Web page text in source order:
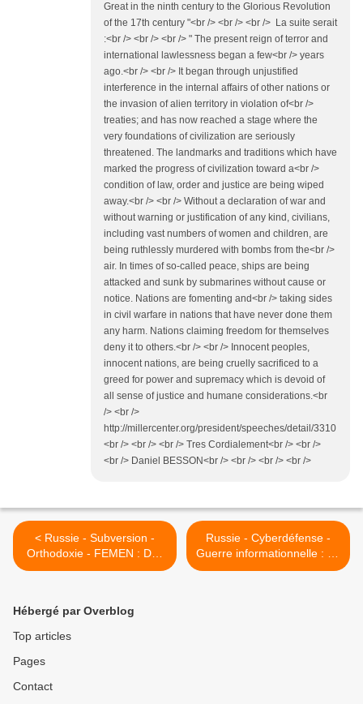
Great in the ninth century to the Glorious Revolution
of the 17th century "<br /> <br /> <br /> La suite serait
:<br /> <br /> <br /> " The present reign of terror and
international lawlessness began a few<br /> years
ago.<br /> <br /> It began through unjustified
interference in the internal affairs of other nations or
the invasion of alien territory in violation of<br />
treaties; and has now reached a stage where the
very foundations of civilization are seriously
threatened. The landmarks and traditions which have
marked the progress of civilization toward a<br />
condition of law, order and justice are being wiped
away.<br /> <br /> Without a declaration of war and
without warning or justification of any kind, civilians,
including vast numbers of women and children, are
being ruthlessly murdered with bombs from the<br />
air. In times of so-called peace, ships are being
attacked and sunk by submarines without cause or
notice. Nations are fomenting and<br /> taking sides
in civil warfare in nations that have never done them
any harm. Nations claiming freedom for themselves
deny it to others.<br /> <br /> Innocent peoples,
innocent nations, are being cruelly sacrificed to a
greed for power and supremacy which is devoid of
all sense of justice and humane considerations.<br
/> <br />
http://millercenter.org/president/speeches/detail/3310
<br /> <br /> <br /> Tres Cordialement<br /> <br />
<br /> Daniel BESSON<br /> <br /> <br /> <br />
< Russie - Subversion -
Orthodoxie - FEMEN : Des
croix Orthodoxes
Russie - Cyberdéfense -
Guerre informationnelle : Le
SVR pourrait s'équiper de
Hébergé par Overblog
Top articles
Pages
Contact